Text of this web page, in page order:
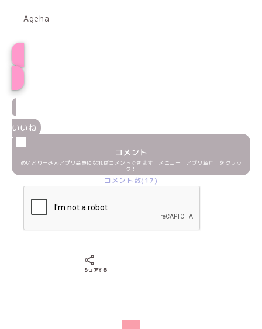
Ageha
いいね
コメント
めいどりーみんアプリ会員になればコメントできます！メニュー「アプリ紹介」をクリッ
ク！
コメント数(17)
シェアする